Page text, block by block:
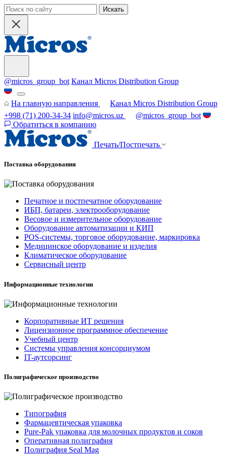
Искать
@micros_group_bot Канал Micros Distribution Group
На главную направления
Канал Micros Distribution Group
+998 (71) 200-34-34 info@micros.uz
@micros_group_bot
Обратиться в компанию
Печать/Постпечать
Поставка оборудования
Печатное и постпечатное оборудование
ИБП, батареи, электрооборудование
Весовое и измерительное оборудование
Оборудование автоматизации и КИП
POS-системы, торговое оборудование, маркировка
Медицинское оборудование и изделия
Климатическое оборудование
Сервисный центр
Информационные технологии
Корпоративные ИТ решения
Лицензионное программное обеспечение
Учебный центр
Системы управления консорциумом
IT-аутсорсинг
Полиграфическое производство
Типография
Фармацевтическая упаковка
Pure-Pak упаковка для молочных продуктов и соков
Оперативная полиграфия
Полиграфия Seal Mag